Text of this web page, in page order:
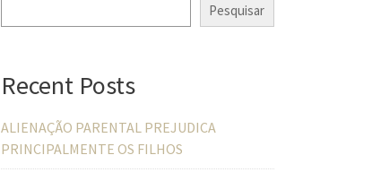
Pesquisar
Recent Posts
ALIENAÇÃO PARENTAL PREJUDICA
PRINCIPALMENTE OS FILHOS